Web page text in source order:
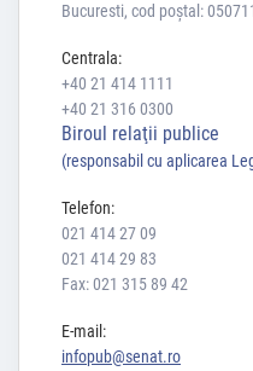
Bucuresti, cod poștal:
Centrala:
+40 21 414 1111
+40 21 316 0300
Biroul relaţii publice
(responsabil cu aplicarea
Telefon:
021 414 27 09
021 414 29 83
Fax: 021 315 89 42
E-mail:
infopub@senat.ro